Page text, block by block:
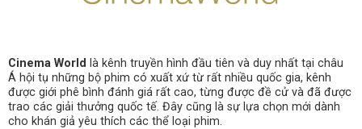
Cinema World là kênh truyền hình đầu tiên và duy nhất tại châu
Á hội tụ những bộ phim có xuất xứ từ rất nhiều quốc gia, kênh
được giới phê bình đánh giá rất cao, từng được đề cử và đã được
trao các giải thưởng quốc tế. Đây cũng là sự lựa chọn mới dành
cho khán giả yêu thích các thể loại phim.